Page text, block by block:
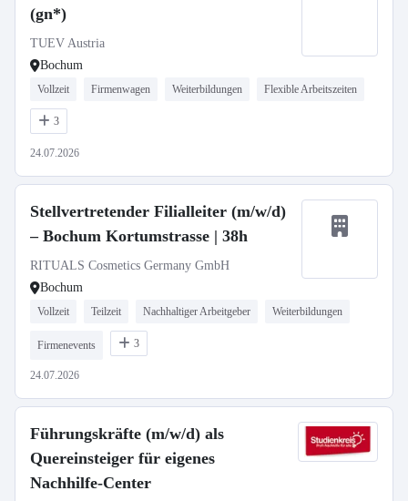
(gn*)
TUEV Austria
Bochum
Vollzeit Firmenwagen Weiterbildungen Flexible Arbeitszeiten
3
24.07.2026
Stellvertretender Filialleiter (m/w/d)
– Bochum Kortumstrasse | 38h
RITUALS Cosmetics Germany GmbH
Bochum
Vollzeit Teilzeit Nachhaltiger Arbeitgeber Weiterbildungen
Firmenevents 3
24.07.2026
Führungskräfte (m/w/d) als
Quereinsteiger für eigenes
Nachhilfe-Center